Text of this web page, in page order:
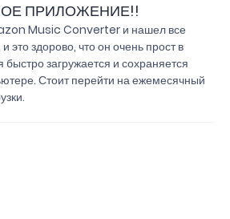
ПРИЛОЖЕНИЕ!!
Music Converter и нашел все
это здорово, что он очень прост в
загружается и сохраняется
Стоит перейти на ежемесячный